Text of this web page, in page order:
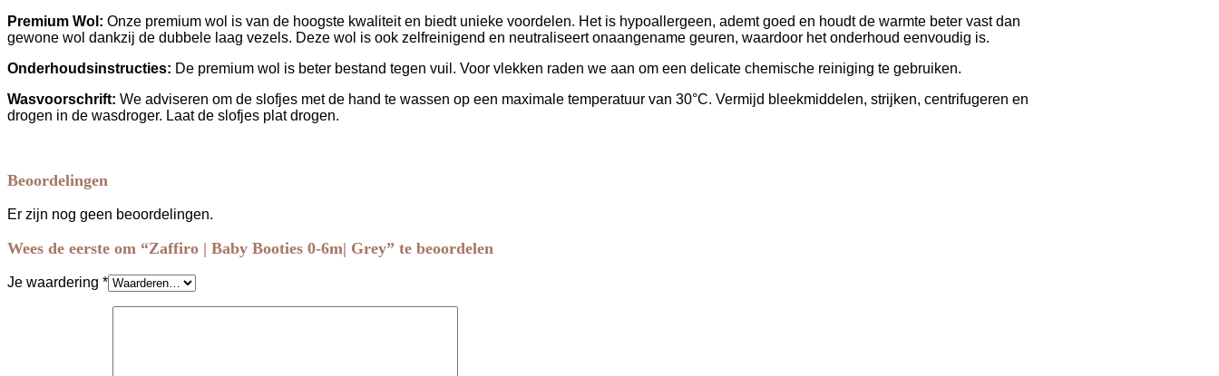
Premium Wol: Onze premium wol is van de hoogste kwaliteit en biedt unieke voordelen. Het is hypoallergeen, ademt goed en houdt de warmte beter vast dan
gewone wol dankzij de dubbele laag vezels. Deze wol is ook zelfreinigend en neutraliseert onaangename geuren, waardoor het onderhoud eenvoudig is.
Onderhoudsinstructies: De premium wol is beter bestand tegen vuil. Voor vlekken raden we aan om een delicate chemische reiniging te gebruiken.
Wasvoorschrift: We adviseren om de slofjes met de hand te wassen op een maximale temperatuur van 30°C. Vermijd bleekmiddelen, strijken, centrifugeren en
drogen in de wasdroger. Laat de slofjes plat drogen.
Beoordelingen
Er zijn nog geen beoordelingen.
Wees de eerste om “Zaffiro | Baby Booties 0-6m| Grey” te beoordelen
Je waardering *